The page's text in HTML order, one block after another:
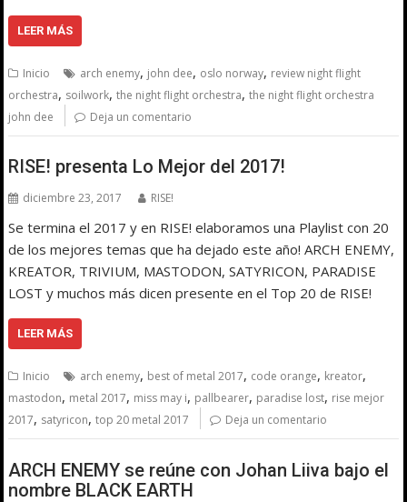
LEER MÁS
Inicio arch enemy, john dee, oslo norway, review night flight
orchestra, soilwork,the night flight orchestra,the night flight orchestra
john dee
Deja un comentario
RISE! presenta Lo Mejor del 2017!
diciembre 23, 2017 RISE!
Se termina el 2017 y en RISE! elaboramos una Playlist con 20
de los mejores temas que ha dejado este año! ARCH ENEMY,
KREATOR, TRIVIUM, MASTODON, SATYRICON, PARADISE
LOST y muchos más dicen presente en el Top 20 de RISE!
LEER MÁS
Inicio arch enemy, best of metal 2017, code orange, kreator,
mastodon, metal 2017, miss may i, pallbearer, paradise lost, rise mejor
2017, satyricon,top 20 metal 2017 Deja un comentario
ARCH ENEMY se reúne con Johan Liiva bajo el
nombre BLACK EARTH